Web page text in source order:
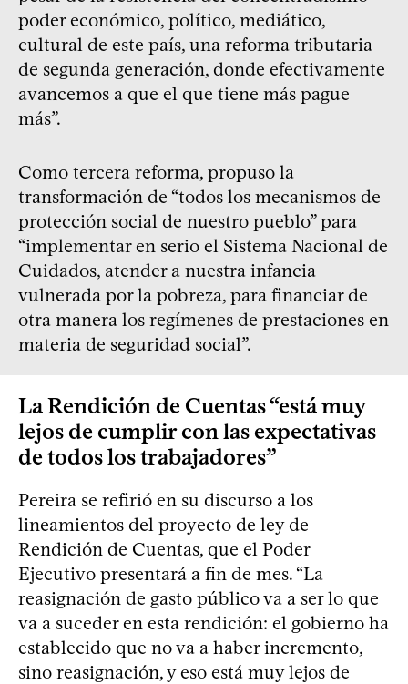
poder económico, político, mediático,
cultural de este país, una reforma tributaria
de segunda generación, donde efectivamente
avancemos a que el que tiene más pague
más”.
Como tercera reforma, propuso la
transformación de “todos los mecanismos de
protección social de nuestro pueblo” para
“implementar en serio el Sistema Nacional de
Cuidados, atender a nuestra infancia
vulnerada por la pobreza, para financiar de
otra manera los regímenes de prestaciones en
materia de seguridad social”.
La Rendición de Cuentas “está muy
lejos de cumplir con las expectativas
de todos los trabajadores”
Pereira se refirió en su discurso a los
lineamientos del proyecto de ley de
Rendición de Cuentas, que el Poder
Ejecutivo presentará a fin de mes. “La
reasignación de gasto público va a ser lo que
va a suceder en esta rendición: el gobierno ha
establecido que no va a haber incremento,
sino reasignación, y eso está muy lejos de